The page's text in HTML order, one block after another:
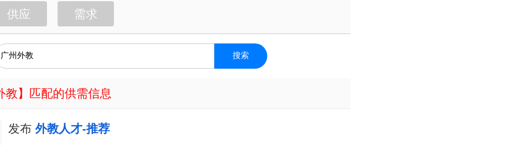
供应 需求
搜索
教】匹配的供需信息
发布 外教人才-推荐